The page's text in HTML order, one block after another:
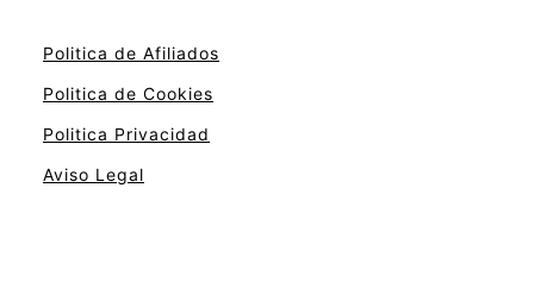
Politica de Afiliados
Politica de Cookies
Politica Privacidad
Aviso Legal